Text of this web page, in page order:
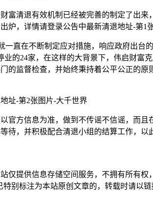
富清退有效机制已经被完善的制定了出
直在不断制定应对措施，响应政府出
的24家，在这样的大背景下，伟启财
的监督检查，并始终秉持着公平公正的
方信息为准，做到不传谣不信谣，而
，并积极配合清退小组的结算工作，以
仅提供信息存储空间服务，不拥有所有
别标注为本站原创文章的，转载时请以